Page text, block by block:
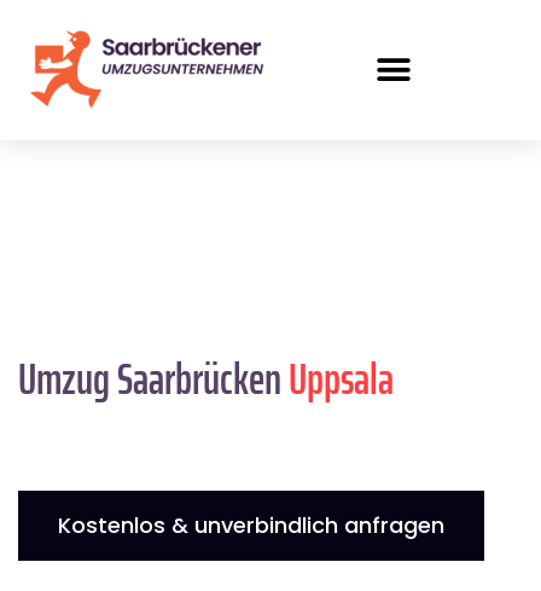
Umzug SaarbrückenUppsala
Kostenlos & unverbindlich anfragen